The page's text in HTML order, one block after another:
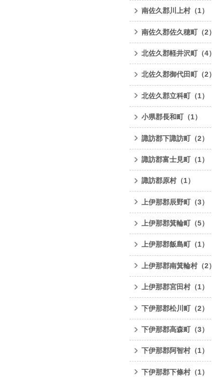
南佐久郡川上村（1）
南佐久郡佐久穂町（2）
北佐久郡軽井沢町（4）
北佐久郡御代田町（2）
北佐久郡立科町（1）
小県郡長和町（1）
諏訪郡下諏訪町（2）
諏訪郡富士見町（1）
諏訪郡原村（1）
上伊那郡辰野町（3）
上伊那郡箕輪町（5）
上伊那郡飯島町（1）
上伊那郡南箕輪村（2）
上伊那郡宮田村（1）
下伊那郡松川町（2）
下伊那郡高森町（3）
下伊那郡阿智村（1）
下伊那郡下條村（1）